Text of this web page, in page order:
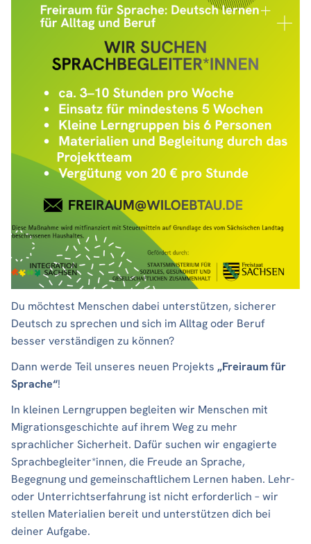
Du möchtest Menschen dabei unterstützen, sicherer
Deutsch zu sprechen und sich im Alltag oder Beruf
besser verständigen zu können?
Dann werde Teil unseres neuen Projekts „Freiraum für
Sprache“!
In kleinen Lerngruppen begleiten wir Menschen mit
Migrationsgeschichte auf ihrem Weg zu mehr
sprachlicher Sicherheit. Dafür suchen wir engagierte
Sprachbegleiter*innen, die Freude an Sprache,
Begegnung und gemeinschaftlichem Lernen haben. Lehr-
oder Unterrichtserfahrung ist nicht erforderlich – wir
stellen Materialien bereit und unterstützen dich bei
deiner Aufgabe.